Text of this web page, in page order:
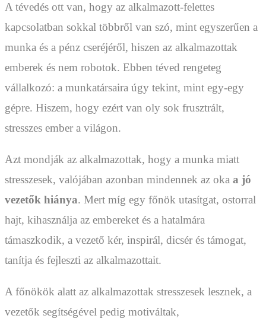
A tévedés ott van, hogy az alkalmazott-felettes
kapcsolatban sokkal többről van szó, mint egyszerűen a
munka és a pénz cseréjéről, hiszen az alkalmazottak
emberek és nem robotok. Ebben téved rengeteg
vállalkozó: a munkatársaira úgy tekint, mint egy-egy
gépre. Hiszem, hogy ezért van oly sok frusztrált,
stresszes ember a világon.
Azt mondják az alkalmazottak, hogy a munka miatt
stresszesek, valójában azonban mindennek az oka a jó
vezetők hiánya. Mert míg egy főnök utasítgat, ostorral
hajt, kihasználja az embereket és a hatalmára
támaszkodik, a vezető kér, inspirál, dicsér és támogat,
tanítja és fejleszti az alkalmazottait.
A főnökök alatt az alkalmazottak stresszesek lesznek, a
vezetők segítségével pedig motiváltak,